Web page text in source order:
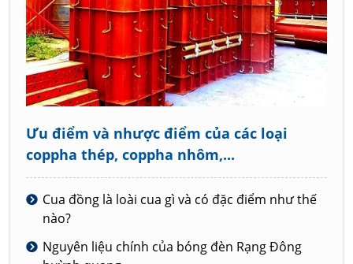
Ưu điểm và nhược điểm của các loại
coppha thép, coppha nhôm,...
Cua đồng là loài cua gì và có đặc điểm như thế
nào?
Nguyên liệu chính của bóng đèn Rạng Đông